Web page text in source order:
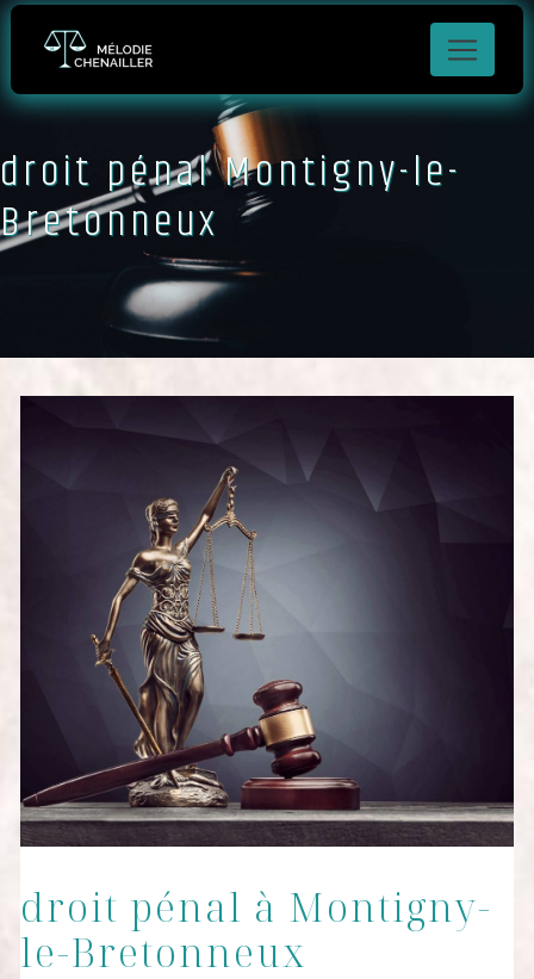
droit pénal Montigny-le-
Bretonneux
droit pénal à Montigny-
le-Bretonneux
Panneau de gestion des cookies